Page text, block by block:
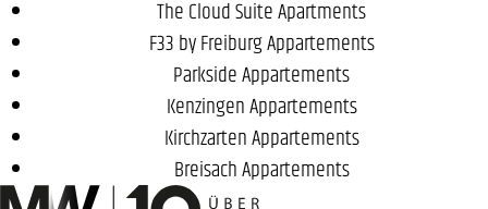
The Cloud Suite Apartments
F33 by Freiburg Appartements
Parkside Appartements
Kenzingen Appartements
Kirchzarten Appartements
Breisach Appartements